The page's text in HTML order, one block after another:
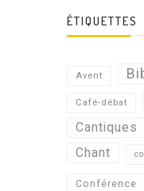
ÉTIQUETTES
Avent
Café-débat
Cantiques
Chant
Conférence